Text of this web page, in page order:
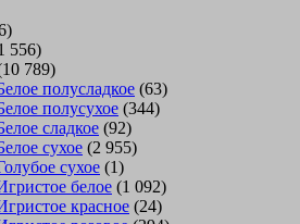
556)
789)
полусладкое (63)
полусухое (344)
сладкое (92)
сухое (2 955)
сухое (1)
белое (1 092)
красное (24)